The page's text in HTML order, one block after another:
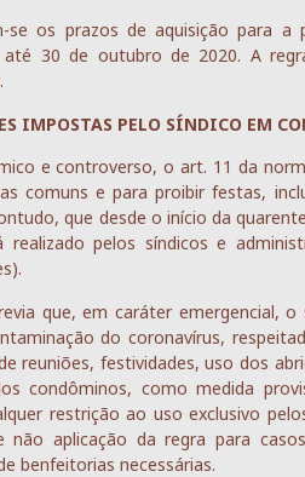
se os prazos de aquisição para a
até 30 de outubro de 2020. A
IMPOSTAS PELO SÍNDICO EM
e controverso, o art. 11 da
comuns e para proibir festas,
que desde o início da
realizado pelos síndicos e
que, em caráter emergencial,
do coronavírus,
reuniões, festividades, uso dos
condôminos, como medida
restrição ao uso exclusivo
não aplicação da regra para
benfeitorias necessárias.